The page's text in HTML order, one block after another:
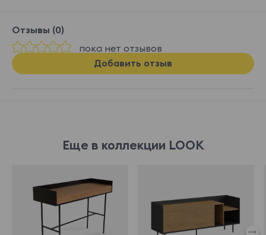
Отзывы (0)
пока нет отзывов
Добавить отзыв
Еще в коллекции LOOK